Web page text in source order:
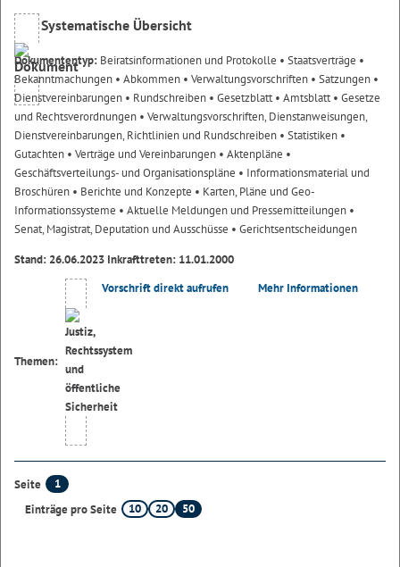
Systematische Übersicht
Dokumententyp: Beiratsinformationen und Protokolle • Staatsverträge •
Bekanntmachungen • Abkommen • Verwaltungsvorschriften • Satzungen •
Dienstvereinbarungen • Rundschreiben • Gesetzblatt• Amtsblatt• Gesetze
und Rechtsverordnungen • Verwaltungsvorschriften, Dienstanweisungen,
Dienstvereinbarungen, Richtlinien und Rundschreiben • Statistiken •
Gutachten • Verträge und Vereinbarungen • Aktenpläne •
Geschäftsverteilungs- und Organisationspläne • Informationsmaterial und
Broschüren • Berichte und Konzepte • Karten, Pläne und Geo-
Informationssysteme • Aktuelle Meldungen und Pressemitteilungen •
Senat, Magistrat, Deputation und Ausschüsse • Gerichtsentscheidungen
Stand: 26.06.2023 Inkrafttreten: 11.01.2000
Themen:
Vorschrift direkt aufrufen Mehr Informationen
Seite
1
Einträge pro Seite
10 20 50